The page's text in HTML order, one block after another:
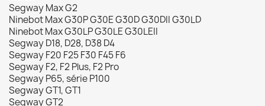
Segway Max G2
Ninebot Max G30P G30E G30D G30DII G30LD
Ninebot Max G30LP G30LE G30LEII
Segway D18, D28, D38 D4
Segway F20 F25 F30 F45 F6
Segway F2, F2 Plus, F2 Pro
Segway P65, série P100
Segway GT1, GT1
Segway GT2